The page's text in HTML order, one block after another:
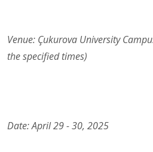
Venue: Çukurova University
the specified times)
Date: April 29 - 30, 2025